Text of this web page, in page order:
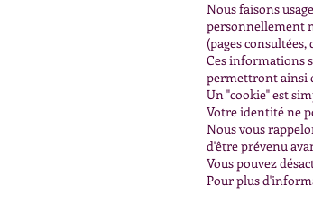
Nous faisons
personnellement
(pages
Ces informations
permettront ainsi
Un "cookie" est
Votre identité ne
Nous vous
d'être prévenu
Vous pouvez
Pour plus